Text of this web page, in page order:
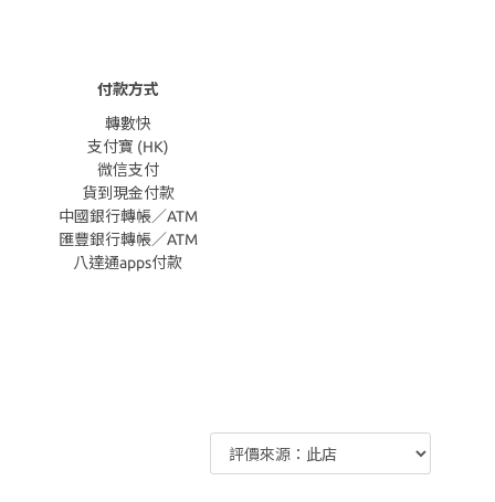
付款方式
轉數快
支付寶 (HK)
微信支付
貨到現金付款
中國銀行轉帳／ATM
匯豐銀行轉帳／ATM
八達通apps付款